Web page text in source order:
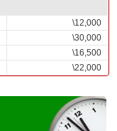
\12,000
\30,000
\16,500
\22,000